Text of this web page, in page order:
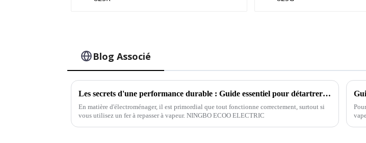
Blog Associé
Les secrets d'une performance durable : Guide essentiel pour détartrer votre fer à vapeur
En matière d'électroménager, il est primordial que tout fonctionne correctement, surtout si
vous utilisez un fer à repasser à vapeur. NINGBO ECOO ELECTRIC